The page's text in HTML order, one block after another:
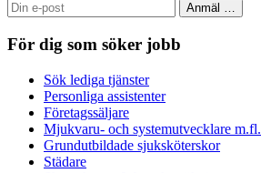
Anmäl …
För dig som söker jobb
Sök lediga tjänster
Personliga assistenter
Företagssäljare
Mjukvaru- och systemutvecklare m.fl.
Grundutbildade sjuksköterskor
Städare